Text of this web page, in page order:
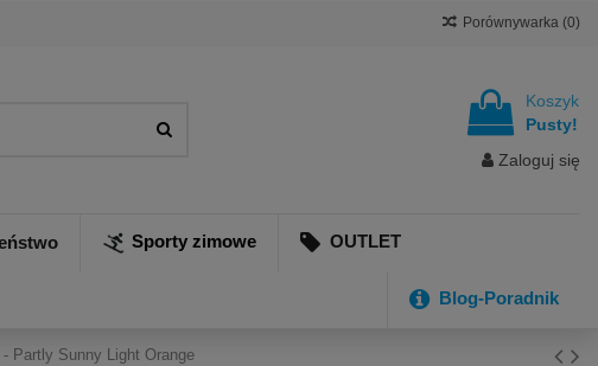
Porównywarka (0)
Koszyk
Pusty!
Zaloguj się
Sporty zimowe OUTLET
Blog-Poradnik
Partly Sunny Light Orange